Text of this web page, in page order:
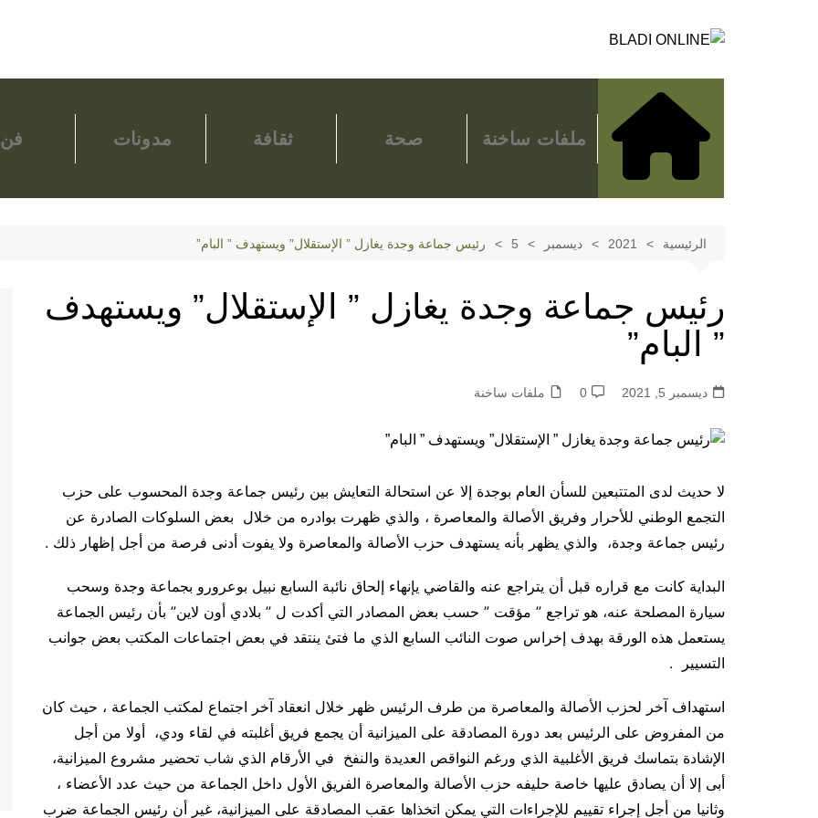
ملفات ساخنة صحة ثقافة مدونات فن
الرئيسية 2021 ديسمبر 5 رئيس جماعة وجدة يغازل ” الإستقلال” ويستهدف ” البام”
رئيس جماعة وجدة يغازل ” الإستقلال” ويستهدف
” البام”
ديسمبر 5, 2021 0 ملفات ساخنة
لا حديث لدى المتتبعين للسأن العام بوجدة إلا عن استحالة التعايش بين رئيس جماعة وجدة المحسوب على حزب
التجمع الوطني للأحرار وفريق الأصالة والمعاصرة ، والذي ظهرت بوادره من خلال بعض السلوكات الصادرة عن
رئيس جماعة وجدة، والذي يظهر بأنه يستهدف حزب الأصالة والمعاصرة ولا يفوت أدنى فرصة من أجل إظهار ذلك .
البداية كانت مع قراره قبل أن يتراجع عنه والقاضي يإنهاء إلحاق نائبة السابع نبيل بوعرورو بجماعة وجدة وسحب
سيارة المصلحة عنه، هو تراجع ” مؤقت ” حسب بعض المصادر التي أكدت ل ” بلادي أون لاين” بأن رئيس الجماعة
يستعمل هذه الورقة بهدف إخراس صوت النائب السابع الذي ما فتئ ينتقد في بعض اجتماعات المكتب بعض جوانب
التسيير .
استهداف آخر لحزب الأصالة والمعاصرة من طرف الرئيس ظهر خلال انعقاد آخر اجتماع لمكتب الجماعة ، حيث كان
من المفروض على الرئيس بعد دورة المصادقة على الميزانية أن يجمع فريق أغلبته في لقاء ودي، أولا من أجل
الإشادة بتماسك فريق الأغلبية الذي ورغم النواقص العديدة والنفخ في الأرقام الذي شاب تحضير مشروع الميزانية،
أبى إلا أن يصادق عليها خاصة حليفه حزب الأصالة والمعاصرة الفريق الأول داخل الجماعة من حيث عدد الأعضاء ،
وثانيا من أجل إجراء تقييم للإجراءات التي يمكن اتخذاها عقب المصادقة على الميزانية، غير أن رئيس الجماعة ضرب